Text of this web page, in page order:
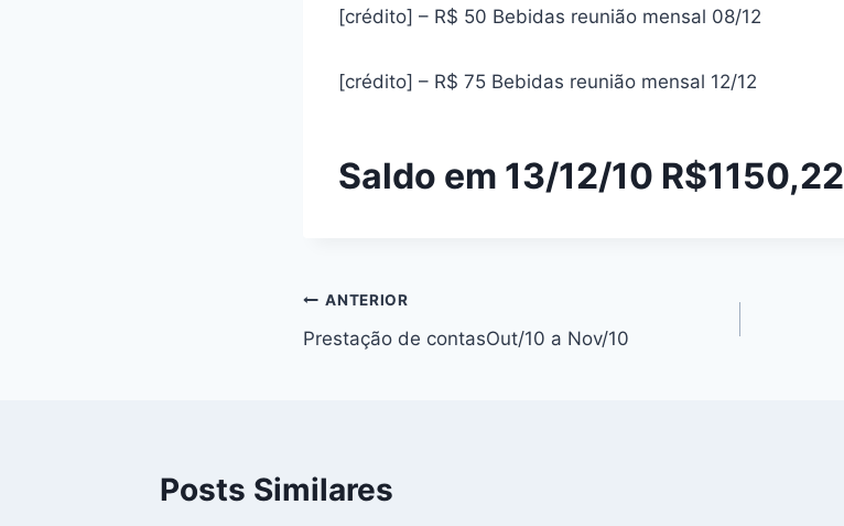
[crédito] – R$ 50 Bebidas reunião mensal 08/12
[crédito] – R$ 75 Bebidas reunião mensal 12/12
Saldo em 13/12/10 R$1150,22
Navegação
de
ANTERIOR
Prestação de contasOut/10 a Nov/10
Posts Similares